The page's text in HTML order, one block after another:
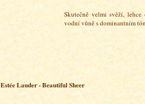
Skutečně velmi svěží, lehce
vodní vůně s dominantním
Estée Lauder - Beautiful Sheer